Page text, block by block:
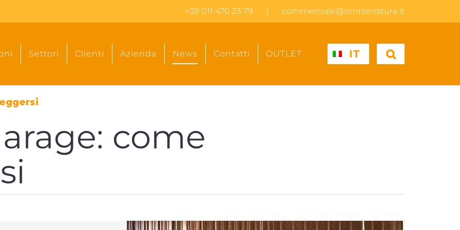
+39 011 470 23 79 | commerciale@omrserrature.it
Settori Clienti Azienda News Contatti OUTLET IT
come